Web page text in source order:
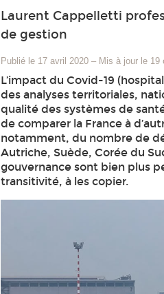
Laurent Cappelletti
de gestion
Publié le 17 avril 2020 – Mis à jour le 19
L’impact du Covid-19
des analyses territoriales,
qualité des systèmes de
de comparer la France à
notamment, du nombre de
Autriche, Suède, Corée du
gouvernance sont bien plus
transitivité, à les copier.